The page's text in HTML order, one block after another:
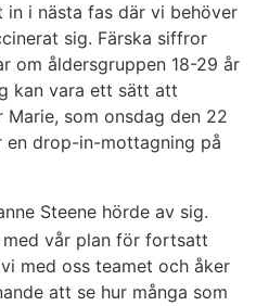
in i nästa fas där vi behöver
sig. Färska siffror
om åldersgruppen 18-29 år
kan vara ett sätt att
som onsdag den 22
en drop-in-mottagning på
Steene hörde av sig.
vår plan för fortsatt
med oss teamet och åker
att se hur många som